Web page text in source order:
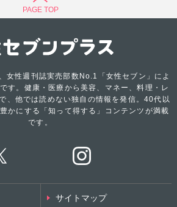
PAGE TOP
女性週刊誌実売部数No.1「女性セブン」によ
す。健康・医療から美容、マネー、料理・レ
、他では読めない独自の情報を発信。40代以
かにする「知って得する」コンテンツが満載
です。
サイトマップ